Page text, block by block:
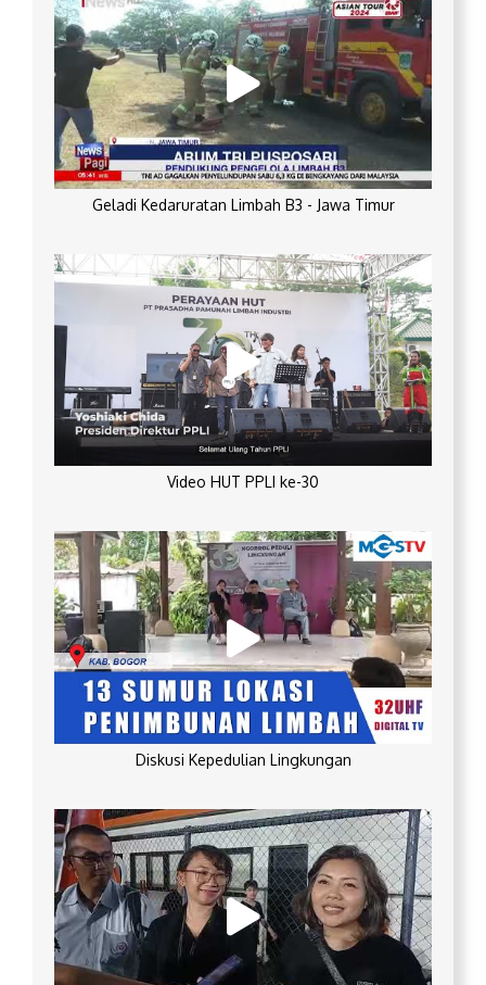
Geladi Kedaruratan Limbah B3 - Jawa Timur
Video HUT PPLI ke-30
Diskusi Kepedulian Lingkungan